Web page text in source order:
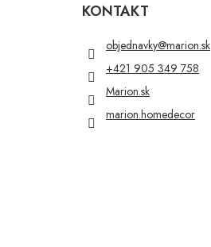
KONTAKT
objednavky@marion.sk
+421 905 349 758
Marion.sk
marion.homedecor